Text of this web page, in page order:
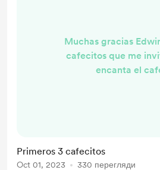
Muchas gracias
cafecitos que me
encanta el
Primeros 3 cafecitos
Oct 01, 2023 330 перегляди